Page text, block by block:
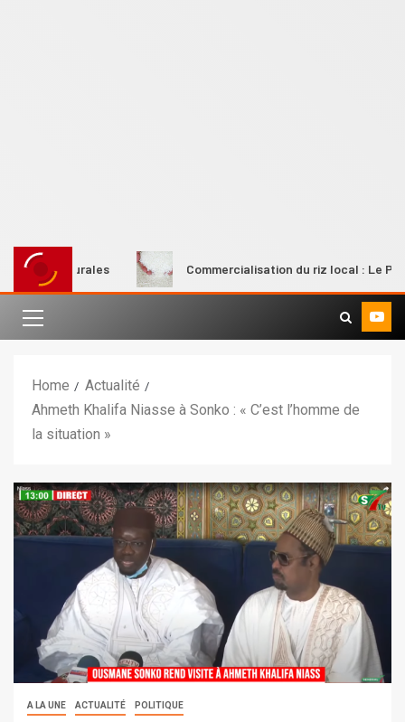
rurales Commercialisation du riz local : Le Premier
Home
Actualité
Ahmeth Khalifa Niasse à Sonko : « C’est l’homme de
la situation »
A LA UNE ACTUALITÉ POLITIQUE